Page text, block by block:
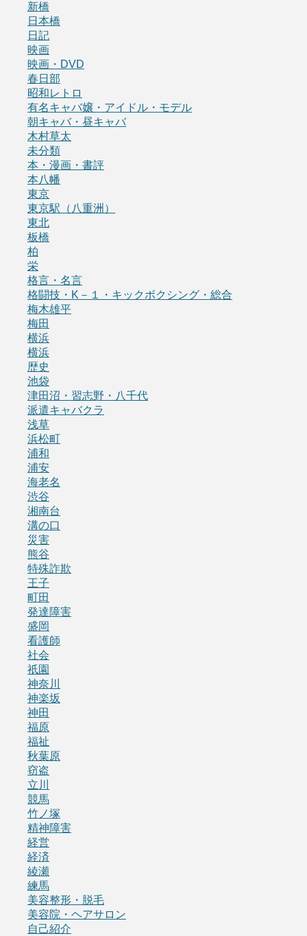
新橋
日本橋
日記
映画
映画・DVD
春日部
昭和レトロ
有名キャバ嬢・アイドル・モデル
朝キャバ・昼キャバ
木村草太
未分類
本・漫画・書評
本八幡
東京
東京駅（八重洲）
東北
板橋
柏
栄
格言・名言
格闘技・K－１・キックボクシング・総合
梅木雄平
梅田
横浜
横浜
歴史
池袋
津田沼・習志野・八千代
派遣キャバクラ
浅草
浜松町
浦和
浦安
海老名
渋谷
湘南台
溝の口
災害
熊谷
特殊詐欺
王子
町田
発達障害
盛岡
看護師
社会
祇園
神奈川
神楽坂
神田
福原
福祉
秋葉原
窃盗
立川
競馬
竹ノ塚
精神障害
経営
経済
綾瀬
練馬
美容整形・脱毛
美容院・ヘアサロン
自己紹介